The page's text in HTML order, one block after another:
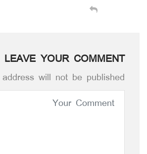
LEAVE YOUR COMMENT
will not be published.*